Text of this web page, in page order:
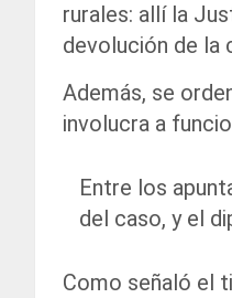
rurales: allí la
devolución de la
Además, se
involucra a
Entre los
del caso, y el
Como señaló el